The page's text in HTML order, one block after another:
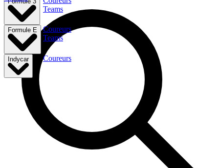
Teams
Formule E
Coureurs
Teams
Indycar Coureurs